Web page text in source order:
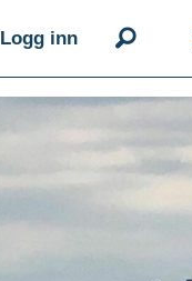
Logg inn